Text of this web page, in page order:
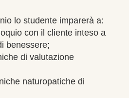
lo studente imparerà a:
con il cliente inteso a
benessere;
di valutazione
naturopatiche di